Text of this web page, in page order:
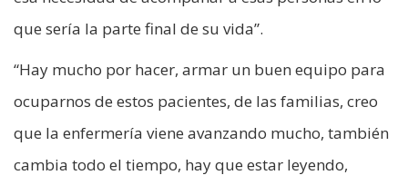
que sería la parte final de su vida”.
“Hay mucho por hacer, armar un buen equipo para
ocuparnos de estos pacientes, de las familias, creo
que la enfermería viene avanzando mucho, también
cambia todo el tiempo, hay que estar leyendo,